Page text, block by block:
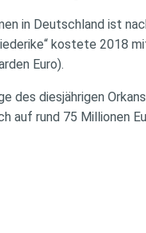
in Deutschland ist
kostete 2018
Euro).
des diesjährigen
auf rund 75 Millionen